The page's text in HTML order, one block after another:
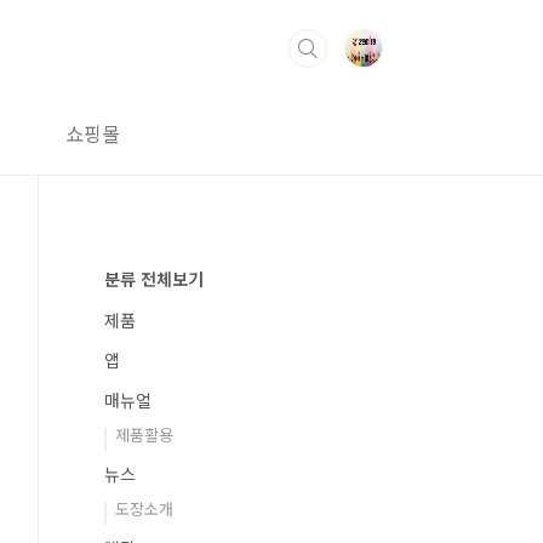
쇼핑몰
분류 전체보기
제품
앱
매뉴얼
제품활용
뉴스
도장소개